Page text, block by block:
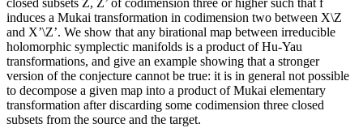
closed subsets Z, Z’ of codimension three or higher such that f
induces a Mukai transformation in codimension two between X\Z
and X’\Z’. We show that any birational map between irreducible
holomorphic symplectic manifolds is a product of Hu-Yau
transformations, and give an example showing that a stronger
version of the conjecture cannot be true: it is in general not possible
to decompose a given map into a product of Mukai elementary
transformation after discarding some codimension three closed
subsets from the source and the target.